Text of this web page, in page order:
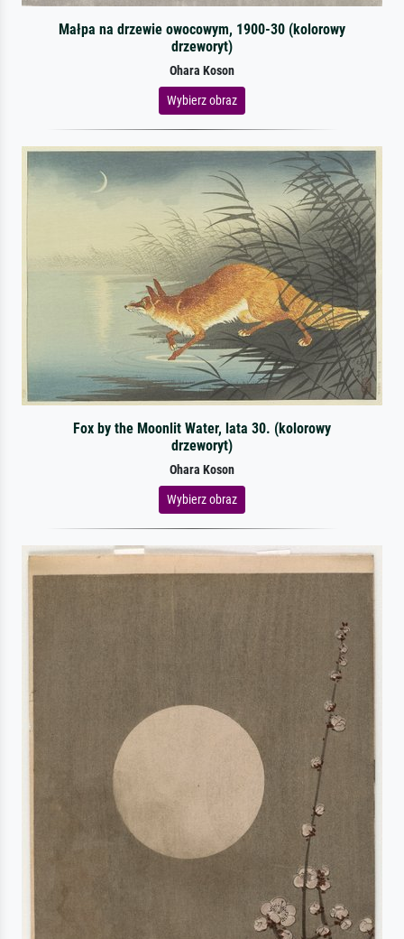
Małpa na drzewie owocowym, 1900-30 (kolorowy
drzeworyt)
Ohara Koson
Wybierz obraz
Fox by the Moonlit Water, lata 30. (kolorowy
drzeworyt)
Ohara Koson
Wybierz obraz